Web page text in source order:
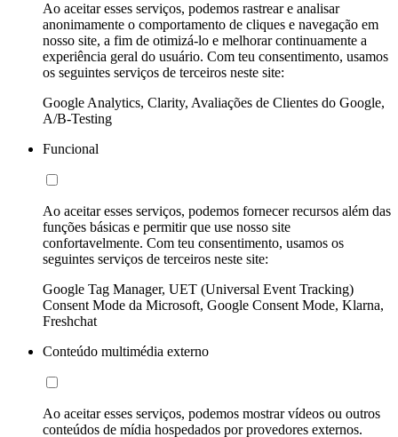
Ao aceitar esses serviços, podemos rastrear e analisar
anonimamente o comportamento de cliques e navegação em
nosso site, a fim de otimizá-lo e melhorar continuamente a
experiência geral do usuário. Com teu consentimento, usamos
os seguintes serviços de terceiros neste site:
Google Analytics, Clarity, Avaliações de Clientes do Google,
A/B-Testing
Funcional
Ao aceitar esses serviços, podemos fornecer recursos além das
funções básicas e permitir que use nosso site
confortavelmente. Com teu consentimento, usamos os
seguintes serviços de terceiros neste site:
Google Tag Manager, UET (Universal Event Tracking)
Consent Mode da Microsoft, Google Consent Mode, Klarna,
Freshchat
Conteúdo multimédia externo
Ao aceitar esses serviços, podemos mostrar vídeos ou outros
conteúdos de mídia hospedados por provedores externos.